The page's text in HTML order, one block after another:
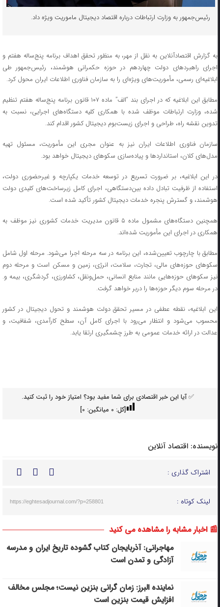
رئیس‌جمهور به وزارت ارتباطات درباره اقتصاد دیجیتال ماموریت ویژه داد.
به گزارش اقتصادآنلاین به نقل از مهر، به منظور تحقق اهداف برنامه پنج‌ساله هفتم و
اجرای راهبردهای دولت چهاردهم در حوزه حکمرانی هوشمند، رئیس‌جمهور طی
ابلاغیه‌ای رسمی، مأموریت‌های ویژه‌ای را به سازمان فناوری اطلاعات ایران محول کرد.
مطابق این ابلاغیه که در اجرای بند “الف” ماده ۱۰۷ قانون برنامه پنج‌ساله هفتم تنظیم
شده، وزارت ارتباطات موظف شده با همکاری کلیه دستگاه‌های اجرایی، نسبت به
تدوین نقشه راه، طراحی و اجرای زیست‌بوم دیجیتال کشور اقدام کند.
سازمان فناوری اطلاعات ایران نیز به عنوان مجری این مأموریت، مسئول تهیه
مدل‌های کلان، استانداردها و پیاده‌سازی سکوهای دیجیتال خواهد بود.
در این ابلاغیه، بر ضرورت تسریع در توسعه خدمات یکپارچه و غیرحضوری دولت،
استفاده از ظرفیت تبادل داده بین‌دستگاهی، اجرای کامل زیرساخت‌های کلیدی دولت
هوشمند، و گسترش پنجره خدمات دیجیتال کشور تأکید شده است.
همچنین دستگاه‌های مشمول ماده ۵ قانون مدیریت خدمات کشوری نیز موظف به
همکاری در اجرای این مأموریت شده‌اند.
مطابق با چارچوب تعیین‌شده، این برنامه در سه مرحله اجرا می‌شود. مرحله اول شامل
سکوهای حوزه‌های مالی، تجارت، سلامت، انرژی، زمین و مسکن است و مرحله دوم
نیز سکوهای حوزه‌هایی مانند منابع انسانی، حمل‌ونقل، کشاورزی، گردشگری، بیمه و.
در مرحله سوم دیگر حوزه‌ها را دربر خواهد گرفت.
این ابلاغیه، نقطه عطفی در مسیر تحقق دولت هوشمند و تحول دیجیتال در کشور
محسوب می‌شود و انتظار می‌رود با اجرای کامل آن، سطح کارآمدی، شفافیت، و
عدالت در ارائه خدمات عمومی به طرز چشمگیری ارتقا یابد.
✅ آیا این خبر اقتصادی برای شما مفید بود؟ امتیاز خود را ثبت کنید.
[کل: 0میانگین: 0
]
نویسنده: اقتصاد آنلاین
اشتراک گذاری :
لینک کوتاه : https://eghtesadjournal.com/?p=258801
📰 اخبار مشابه را مشاهده می کنید
مهاجرانی: آذربایجان کتاب گشوده تاریخ ایران و مدرسه
آزادگی و تمدن است
نماینده البرز: زمان گرانی بنزین نیست؛ مجلس مخالف
افزایش قیمت بنزین است